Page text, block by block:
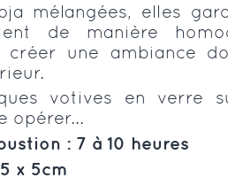
mélangées, elles
de manière
créer une ambiance
votives en verre
opérer...
: 7 à 10 heures
x 5cm